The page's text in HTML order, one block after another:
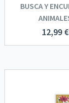
BUSCA Y
12,99 €